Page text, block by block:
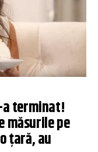
a terminat!
măsurile pe
țară, au